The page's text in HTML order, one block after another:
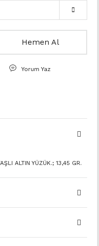
Hemen Al
Yorum Yaz
ALTIN YÜZÜK.; 13,45 GR.